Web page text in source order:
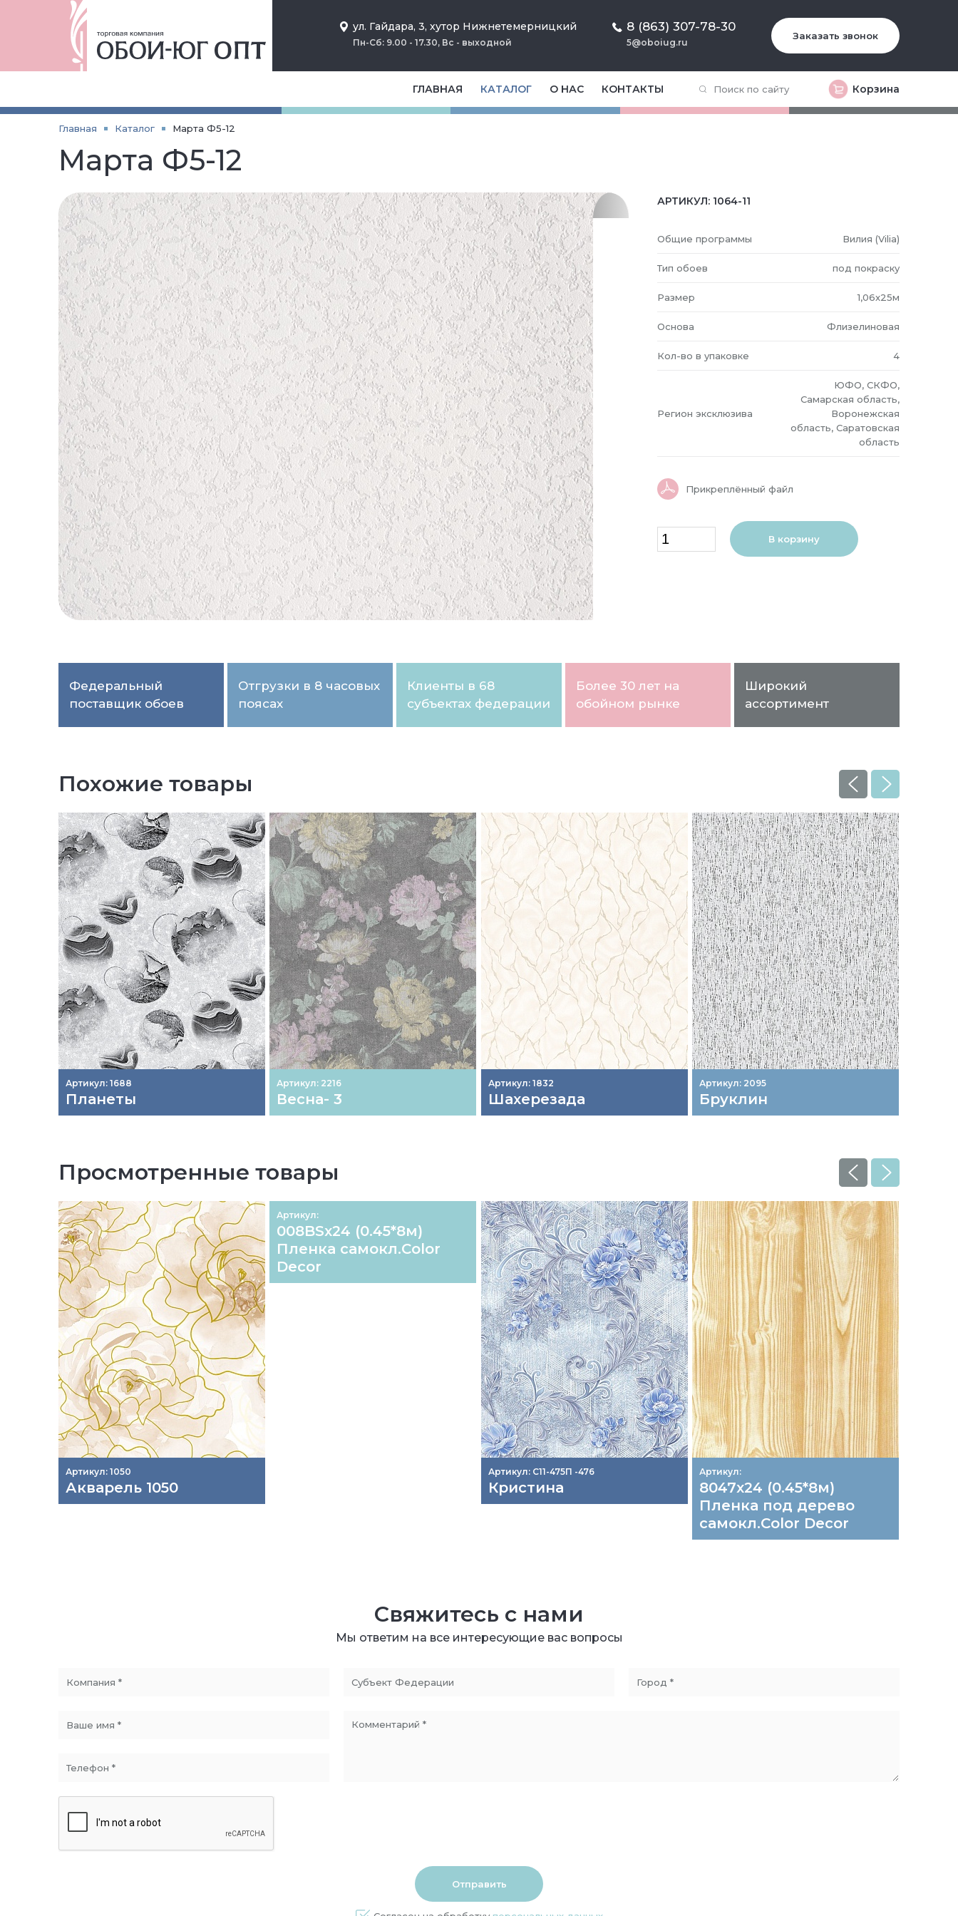
ул. Гайдара, 3, хутор Нижнетемерницкий
Пн-Сб: 9.00 - 17.30, Вс - выходной
8 (863) 307-78-30
5@oboiug.ru
Заказать звонок
Корзина
ГЛАВНАЯ КАТАЛОГ О НАС КОНТАКТЫ
Главная Каталог Марта Ф5-12
Марта Ф5-12
АРТИКУЛ: 1064-11
Общие программы Вилия (Vilia)
Тип обоев под покраску
Размер 1,06x25м
Основа Флизелиновая
Кол-во в упаковке 4
Регион эксклюзива
ЮФО, СКФО,
Самарская область,
Воронежская
область, Саратовская
область
Прикреплённый файл
В корзину
Федеральный
поставщик обоев
Отгрузки в 8 часовых
поясах
Клиенты в 68
субъектах федерации
Более 30 лет на
обойном рынке
Широкий
ассортимент
Похожие товары
Артикул: 1688
Планеты
Артикул: 2216
Весна- 3
Артикул: 1832
Шахерезада
Артикул: 2095
Бруклин
Просмотренные товары
Артикул: 1050
Акварель 1050
Артикул:
008BSх24 (0.45*8м)
Пленка самокл.Color
Decor
Артикул: С11-475П -476
Кристина
Артикул:
8047х24 (0.45*8м)
Пленка под дерево
самокл.Color Decor
Свяжитесь с нами
Мы ответим на все интересующие вас вопросы